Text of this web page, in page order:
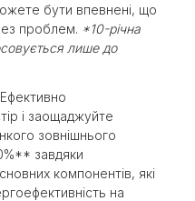
бути впевнені, що
проблем. *10-річна
лише до
Ефективно
і заощаджуйте
зовнішнього
завдяки
компонентів, які
на